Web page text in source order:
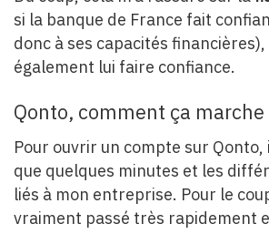
si la banque de France fait
donc à ses capacités
également lui faire confiance.
Qonto, comment ça marche
Pour ouvrir un compte sur Qonto,
que quelques minutes et les
liés à mon entreprise. Pour le
vraiment passé très rapidement